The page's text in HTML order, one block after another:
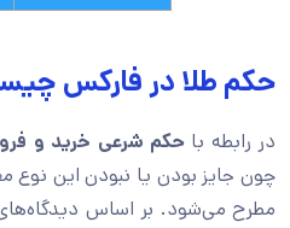
حکم طلا در فارکس
در رابطه باحکم شرعی خرید و
چون جایز بودن یا نبودن این نوع
مطرح می‌شود. بر اساس